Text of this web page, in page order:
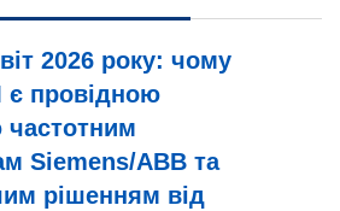
2026 року: чому
є провідною
частотним
Siemens/ABB та
рішенням від